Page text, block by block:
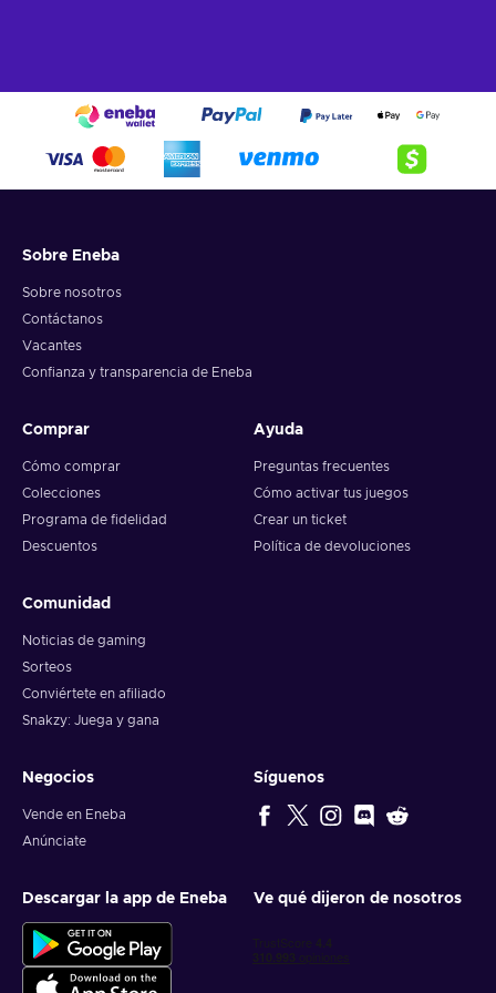
Sobre Eneba
Sobre nosotros
Contáctanos
Vacantes
Confianza y transparencia de Eneba
Comprar
Cómo comprar
Colecciones
Programa de fidelidad
Descuentos
Ayuda
Preguntas frecuentes
Cómo activar tus juegos
Crear un ticket
Política de devoluciones
Comunidad
Noticias de gaming
Sorteos
Conviértete en afiliado
Snakzy: Juega y gana
Negocios
Vende en Eneba
Anúnciate
Síguenos
Descargar la app de Eneba Ve qué dijeron de nosotros